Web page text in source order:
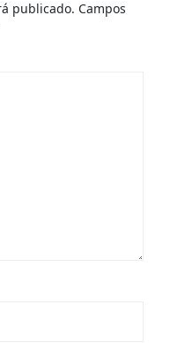
publicado. Campos